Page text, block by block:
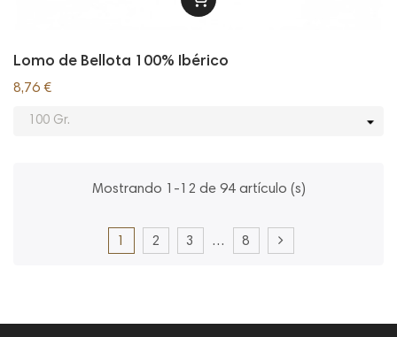
Lomo de Bellota 100% Ibérico
8,76 €
Mostrando 1-12 de 94 artículo (s)
2 3 … 8